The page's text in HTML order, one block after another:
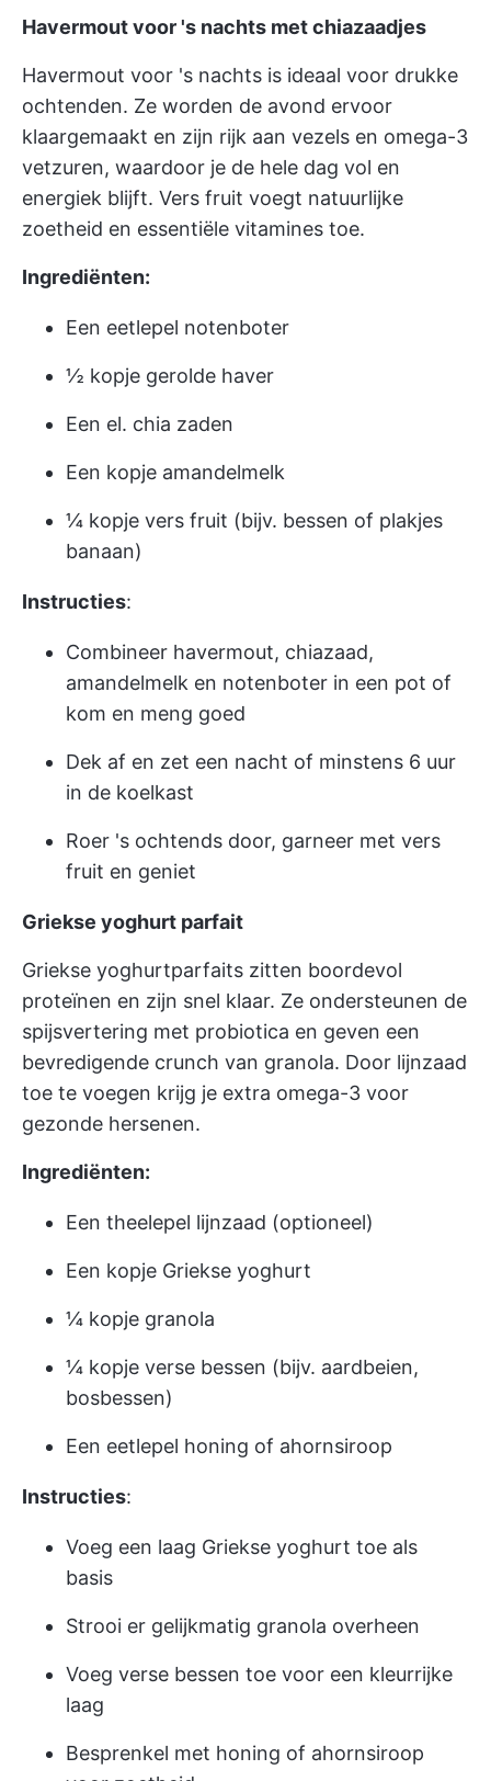
Havermout voor 's nachts met chiazaadjes
Havermout voor 's nachts is ideaal voor drukke
ochtenden. Ze worden de avond ervoor
klaargemaakt en zijn rijk aan vezels en omega-3
vetzuren, waardoor je de hele dag vol en
energiek blijft. Vers fruit voegt natuurlijke
zoetheid en essentiële vitamines toe.
Ingrediënten:
Een eetlepel notenboter
½ kopje gerolde haver
Een el. chia zaden
Een kopje amandelmelk
¼ kopje vers fruit (bijv. bessen of plakjes
banaan)
Instructies:
Combineer havermout, chiazaad,
amandelmelk en notenboter in een pot of
kom en meng goed
Dek af en zet een nacht of minstens 6 uur
in de koelkast
Roer 's ochtends door, garneer met vers
fruit en geniet
Griekse yoghurt parfait
Griekse yoghurtparfaits zitten boordevol
proteïnen en zijn snel klaar. Ze ondersteunen de
spijsvertering met probiotica en geven een
bevredigende crunch van granola. Door lijnzaad
toe te voegen krijg je extra omega-3 voor
gezonde hersenen.
Ingrediënten:
Een theelepel lijnzaad (optioneel)
Een kopje Griekse yoghurt
¼ kopje granola
¼ kopje verse bessen (bijv. aardbeien,
bosbessen)
Een eetlepel honing of ahornsiroop
Instructies:
Voeg een laag Griekse yoghurt toe als
basis
Strooi er gelijkmatig granola overheen
Voeg verse bessen toe voor een kleurrijke
laag
Besprenkel met honing of ahornsiroop